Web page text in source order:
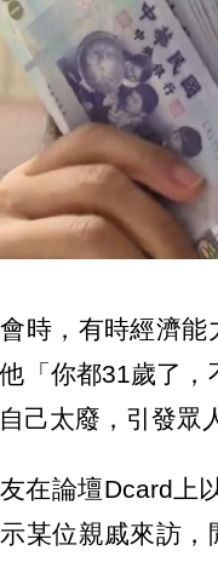
時，有時經濟
「你都31歲了
己太廢，引發眾
在論壇Dcard上
某位親戚來訪